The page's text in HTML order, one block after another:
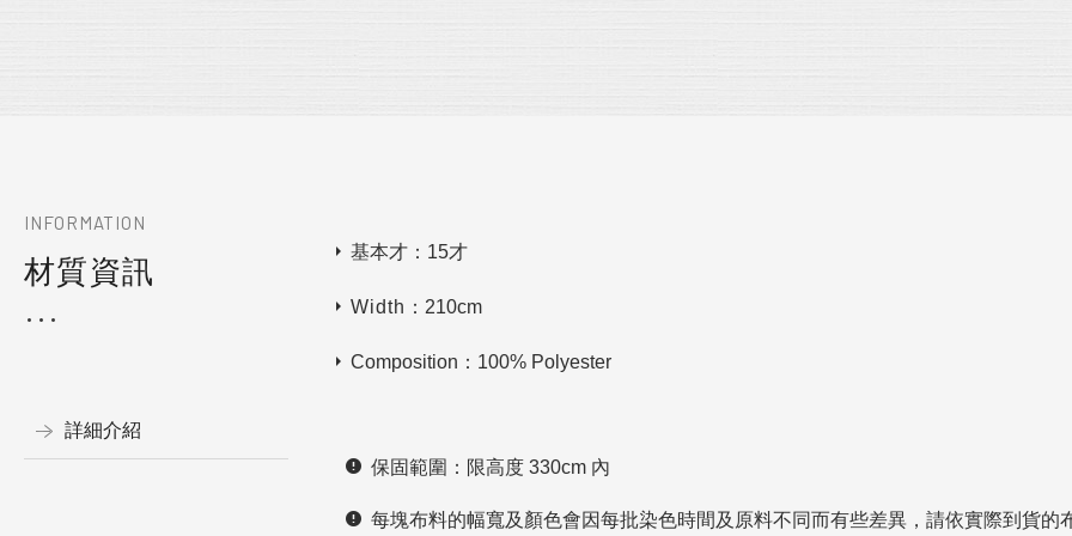
INFORMATION
材質資訊
詳細介紹
基本才：15才
Width ：210cm
Composition：100% Polyester
保固範圍：限高度 330cm 內
每塊布料的幅寬及顏色會因每批染色時間及原料不同而有些差異，請依實際到貨的